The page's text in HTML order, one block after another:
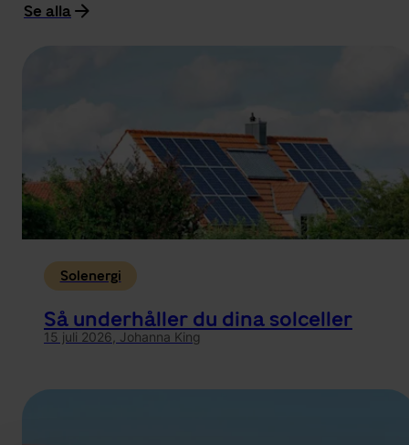
Se alla
Solenergi
Så underhåller du dina solceller
15 juli 2026, Johanna King